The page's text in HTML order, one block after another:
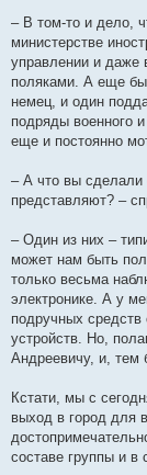
– В том-то и дело,
министерстве
управлении и даже
поляками. А еще
немец, и один
подряды военного
еще и постоянно
– А что вы сделали
представляют? –
– Один из них –
может нам быть
только весьма
электронике. А у
подручных
устройств. Но,
Андреевичу, и, тем
Кстати, мы с
выход в город для
составе группы и в